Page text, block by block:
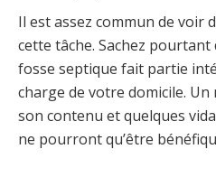
Il est assez commun de voir
cette tâche. Sachez pourtant
fosse septique fait partie
charge de votre domicile.
son contenu et quelques
ne pourront qu’être